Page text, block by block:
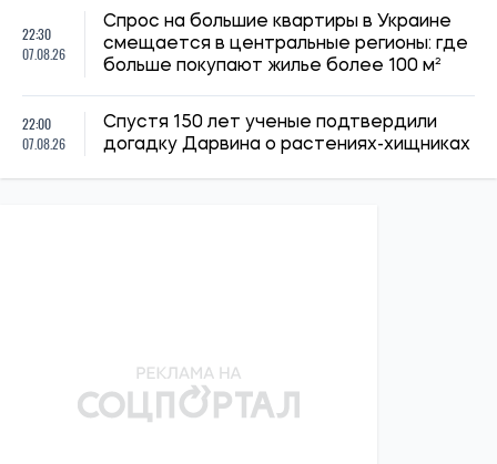
22:30
07.08.26
Спрос на большие квартиры в Украине
смещается в центральные регионы: где
больше покупают жилье более 100 м²
22:00
07.08.26
Спустя 150 лет ученые подтвердили
догадку Дарвина о растениях-хищниках